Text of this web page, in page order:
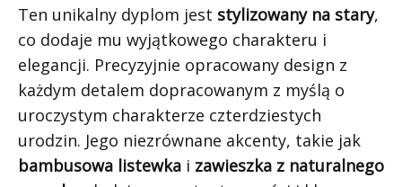
Ten unikalny dyplom jest stylizowany na stary,
co dodaje mu wyjątkowego charakteru i
elegancji. Precyzyjnie opracowany design z
każdym detalem dopracowanym z myślą o
uroczystym charakterze czterdziestych
urodzin. Jego niezrównane akcenty, takie jak
bambusowa listewka i zawieszka z naturalnego